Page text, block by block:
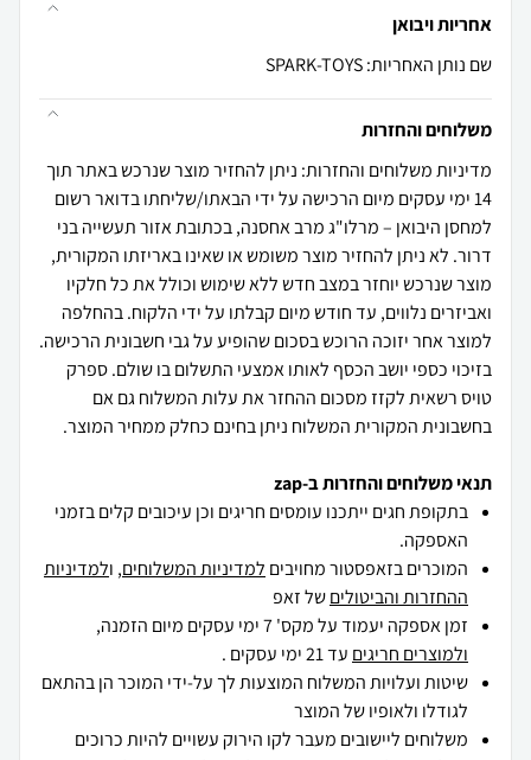
אחריות ויבואן
שם נותן האחריות: SPARK-TOYS
משלוחים והחזרות
מדיניות משלוחים והחזרות: ניתן להחזיר מוצר שנרכש באתר תוך
14 ימי עסקים מיום הרכישה על ידי הבאתו/שליחתו בדואר רשום
למחסן היבואן – מרלו"ג מרב אחסנה, בכתובת אזור תעשייה בני
דרור. לא ניתן להחזיר מוצר משומש או שאינו באריזתו המקורית,
מוצר שנרכש יוחזר במצב חדש ללא שימוש וכולל את כל חלקיו
ואביזרים נלווים, עד חודש מיום קבלתו על ידי הלקוח. בהחלפה
למוצר אחר יזוכה הרוכש בסכום שהופיע על גבי חשבונית הרכישה.
בזיכוי כספי יושב הכסף לאותו אמצעי התשלום בו שולם. ספרק
טויס רשאית לקזז מסכום ההחזר את עלות המשלוח גם אם
בחשבונית המקורית המשלוח ניתן בחינם כחלק ממחיר המוצר.
תנאי משלוחים והחזרות ב-zap
בתקופת חגים ייתכנו עומסים חריגים וכן עיכובים קלים בזמני
האספקה.
המוכרים בזאפסטור מחויבים למדיניות המשלוחים, ולמדיניות
ההחזרות והביטוליםשל זאפ
זמן אספקה יעמוד על מקס' 7 ימי עסקים מיום הזמנה,
ולמוצרים חריגים עד 21 ימי עסקים .
שיטות ועלויות המשלוח המוצעות לך על-ידי המוכר הן בהתאם
לגודלו ולאופיו של המוצר
משלוחים ליישובים מעבר לקו הירוק עשויים להיות כרוכים